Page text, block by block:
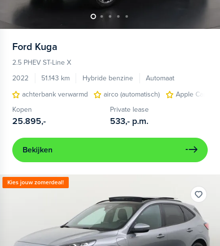
Ford Kuga
2.5 PHEV ST-Line X
2022
51.143 km Hybride benzine
Automaat
achterbank verwarmd
airco (automatisch)
Apple
Kopen
25.895,-
Private lease
533,- p.m.
Bekijken
Kies jouw zomerdeal!